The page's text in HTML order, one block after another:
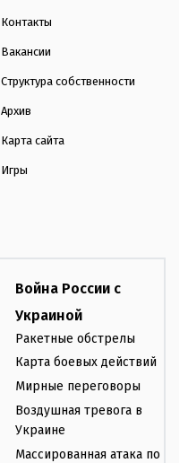
Контакты
Вакансии
Структура собственности
Архив
Карта сайта
Игры
Война России с
Украиной
Ракетные обстрелы
Карта боевых действий
Мирные переговоры
Воздушная тревога в
Украине
Массированная атака по